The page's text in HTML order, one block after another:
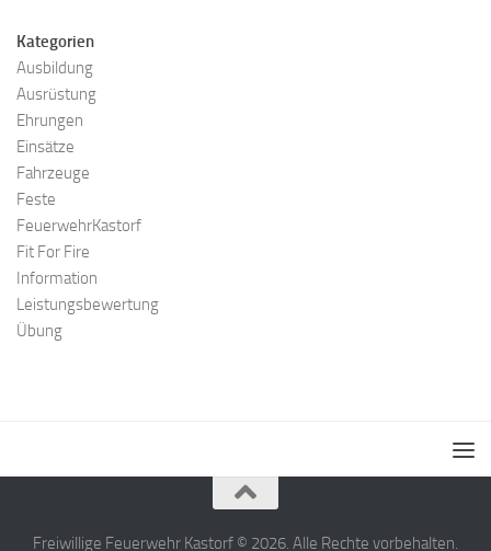
Kategorien
Ausbildung
Ausrüstung
Ehrungen
Einsätze
Fahrzeuge
Feste
FeuerwehrKastorf
Fit For Fire
Information
Leistungsbewertung
Übung
Freiwillige Feuerwehr Kastorf © 2026. Alle Rechte vorbehalten.